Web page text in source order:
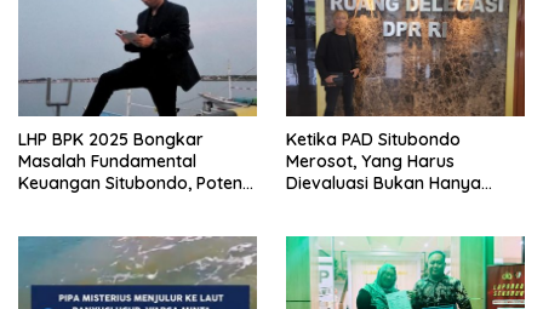
LHP BPK 2025 Bongkar
Masalah Fundamental
Keuangan Situbondo, Potensi
dipertanyakan
Ketika PAD Situbondo
Merosot, Yang Harus
Dievaluasi Bukan Hanya
Rumah Tangganya Sendiri.